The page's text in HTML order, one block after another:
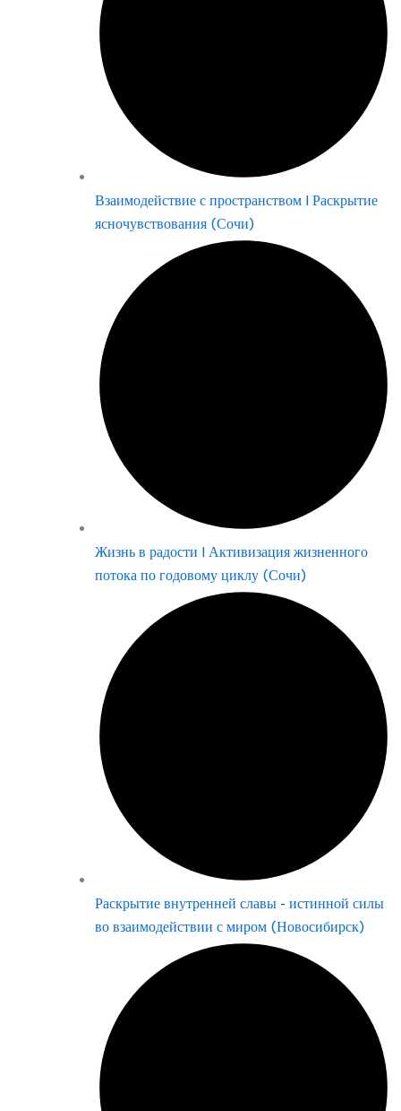
Взаимодействие с пространством | Раскрытие
ясночувствования (Сочи)
Жизнь в радости | Активизация жизненного
потока по годовому циклу (Сочи)
Раскрытие внутренней славы - истинной силы
во взаимодействии с миром (Новосибирск)